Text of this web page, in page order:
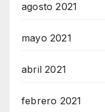
agosto 2021
mayo 2021
abril 2021
febrero 2021